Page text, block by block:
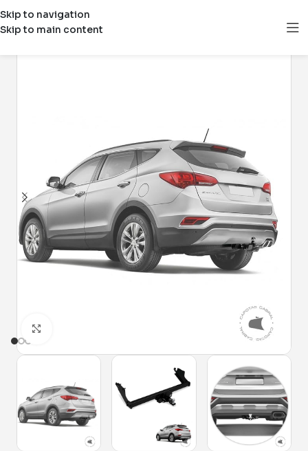
Skip to navigation
Skip to main content